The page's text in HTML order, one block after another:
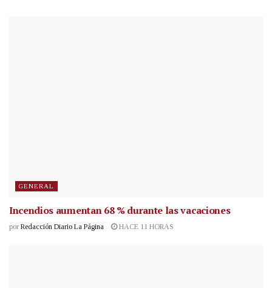
GENERAL
Incendios aumentan 68 % durante las vacaciones
por Redacción Diario La Página HACE 11 HORAS